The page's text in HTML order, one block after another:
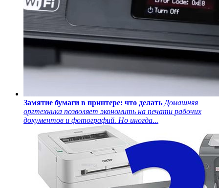
Замятие бумаги в принтере: что делать Домашняя
оргтехника позволяет экономить на печати рабочих
документов и фотографий. Но иногда...